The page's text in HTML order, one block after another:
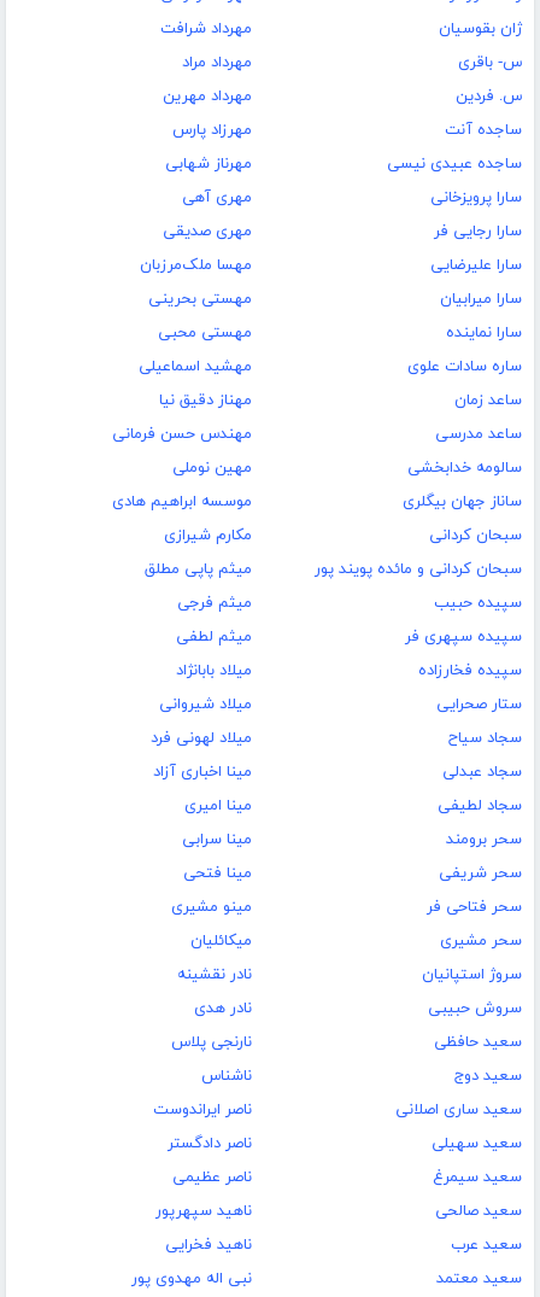
ژان بقوسیان
س- باقری
س. فردین
ساجده آنت
ساجده عبیدی نیسی
سارا پرویزخانی
سارا رجایی فر
سارا علیرضایی
سارا میرابیان
سارا نماینده
ساره سادات علوی
ساعد زمان
ساعد مدرسی
سالومه خدابخشی
ساناز جهان بیگلری
سبحان کردانی
سبحان کردانی و مائده پویند پور
سپیده حبیب
سپیده سپهری فر
سپیده فخارزاده
ستار صحرایی
سجاد سیاح
سجاد عبدلی
سجاد لطیفی
سحر برومند
سحر شریفی
سحر فتاحی فر
سحر مشیری
سروژ استپانیان
سروش حبیبی
سعید حافظی
سعید دوج
سعید ساری اصلانی
سعید سهیلی
سعید سیمرغ
سعید صالحی
سعید عرب
سعید معتمد
مهرداد شرافت
مهرداد مراد
مهرداد مهرین
مهرزاد پارس
مهرناز شهابی
مهری آهی
مهری صدیقی
مهسا ملک‌مرزبان
مهستی بحرینی
مهستی محبی
مهشید اسماعیلی
مهناز دقیق نیا
مهندس حسن فرمانی
مهین نوملی
موسسه ابراهیم هادی
مکارم شیرازی
میثم پاپی مطلق
میثم فرجی
میثم لطفی
میلاد بابانژاد
میلاد شیروانی
میلاد لهونی فرد
مینا اخباری آزاد
مینا امیری
مینا سرابی
مینا فتحی
مینو مشیری
میکائلیان
نادر نقشینه
نادر هدی
نارنجی پلاس
ناشناس
ناصر ایراندوست
ناصر دادگستر
ناصر عظیمی
ناهید سپهرپور
ناهید فخرایی
نبی اله مهدوی پور